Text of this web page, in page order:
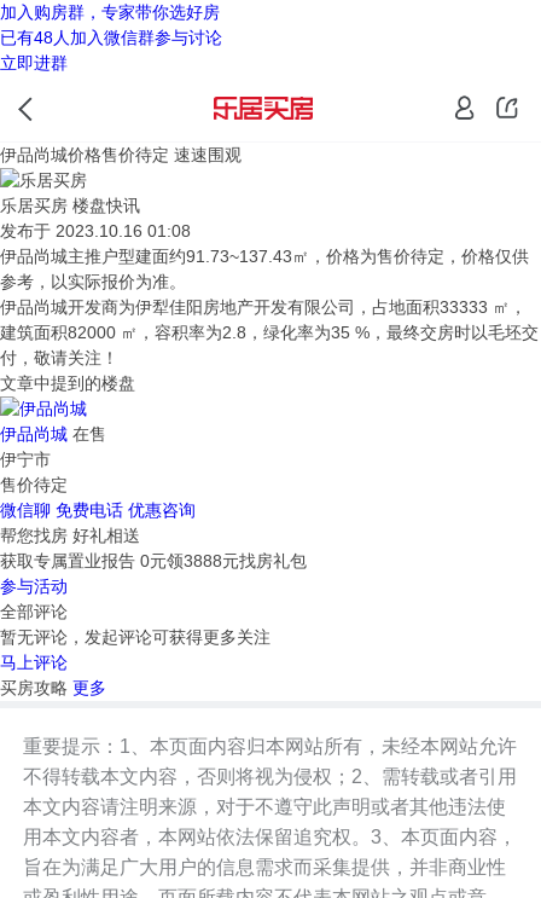
加入购房群，专家带你选好房
已有48人加入微信群参与讨论
立即进群
伊品尚城价格售价待定 速速围观
乐居买房 楼盘快讯
发布于 2023.10.16 01:08
伊品尚城主推户型建面约91.73~137.43㎡，价格为售价待定，价格仅供
参考，以实际报价为准。
伊品尚城开发商为伊犁佳阳房地产开发有限公司，占地面积33333 ㎡，
建筑面积82000 ㎡，容积率为2.8，绿化率为35 %，最终交房时以毛坯交
付，敬请关注！
文章中提到的楼盘
伊品尚城 在售
伊宁市
售价待定
微信聊 免费电话 优惠咨询
帮您找房 好礼相送
获取专属置业报告 0元领3888元找房礼包
参与活动
全部评论
暂无评论，发起评论可获得更多关注
马上评论
买房攻略 更多
重要提示：1、本页面内容归本网站所有，未经本网站允许
不得转载本文内容，否则将视为侵权；2、需转载或者引用
本文内容请注明来源，对于不遵守此声明或者其他违法使
用本文内容者，本网站依法保留追究权。3、本页面内容，
旨在为满足广大用户的信息需求而采集提供，并非商业性